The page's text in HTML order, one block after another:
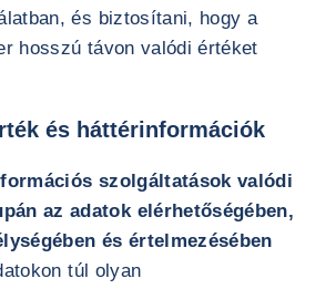
és biztosítani, hogy a
hosszú távon valódi értéket
és háttérinformációk
szolgáltatások valódi
az adatok elérhetőségében,
és értelmezésében
túl olyan